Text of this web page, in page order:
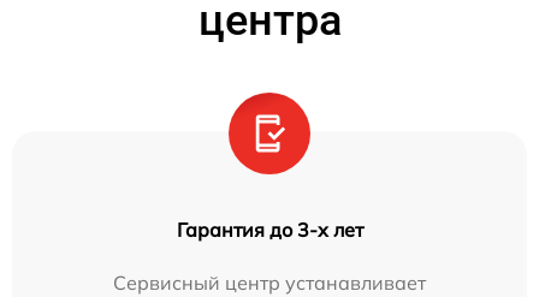
центра
Гарантия до 3-х лет
Сервисный центр устанавливает